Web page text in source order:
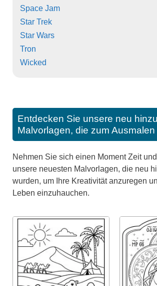
Space Jam
Star Trek
Star Wars
Tron
Wicked
Entdecken Sie unsere neu
Malvorlagen, die zum Ausmalen
Nehmen Sie sich einen Moment Zeit
unsere neuesten Malvorlagen, die neu
wurden, um Ihre Kreativität anzuregen
Leben einzuhauchen.